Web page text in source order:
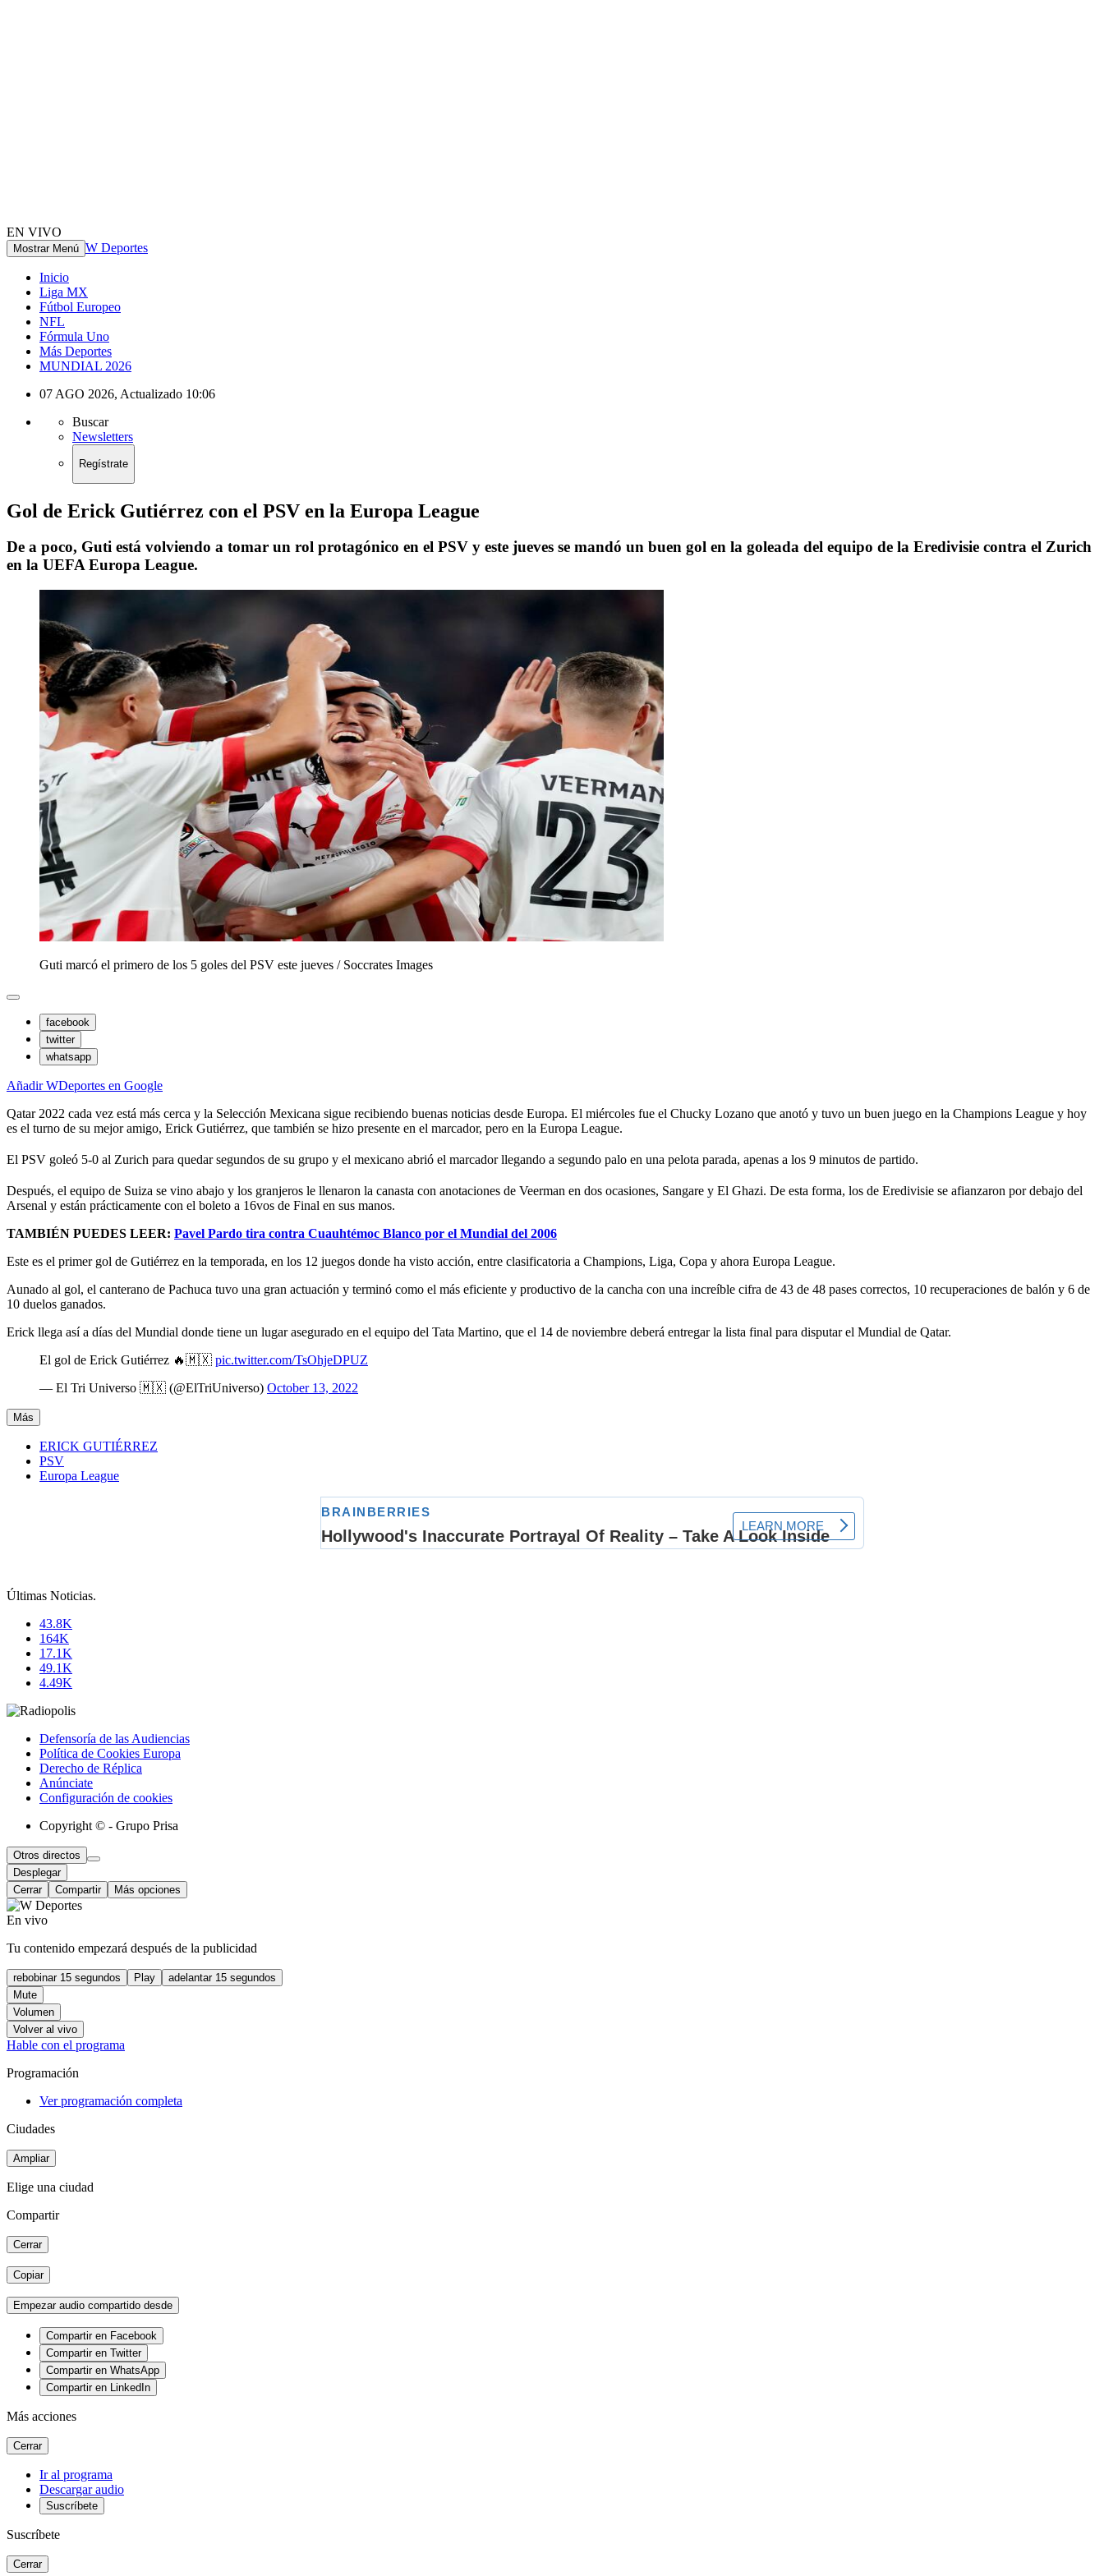
EN VIVO
Mostrar Menú W Deportes
Inicio
Liga MX
Fútbol Europeo
NFL
Fórmula Uno
Más Deportes
MUNDIAL 2026
07 AGO 2026, Actualizado 10:06
Buscar
Newsletters
Regístrate
Gol de Erick Gutiérrez con el PSV en la Europa League
De a poco, Guti está volviendo a tomar un rol protagónico en el PSV y este jueves se mandó un buen gol en la goleada del equipo de la Eredivisie contra el Zurich
en la UEFA Europa League.
Guti marcó el primero de los 5 goles del PSV este jueves / Soccrates Images
facebook
twitter
whatsapp
Añadir WDeportes en Google
Qatar 2022 cada vez está más cerca y la Selección Mexicana sigue recibiendo buenas noticias desde Europa. El miércoles fue el Chucky Lozano que anotó y tuvo un buen juego en la Champions League y hoy
es el turno de su mejor amigo, Erick Gutiérrez, que también se hizo presente en el marcador, pero en la Europa League.
El PSV goleó 5-0 al Zurich para quedar segundos de su grupo y el mexicano abrió el marcador llegando a segundo palo en una pelota parada, apenas a los 9 minutos de partido.
Después, el equipo de Suiza se vino abajo y los granjeros le llenaron la canasta con anotaciones de Veerman en dos ocasiones, Sangare y El Ghazi. De esta forma, los de Eredivisie se afianzaron por debajo del
Arsenal y están prácticamente con el boleto a 16vos de Final en sus manos.
TAMBIÉN PUEDES LEER: Pavel Pardo tira contra Cuauhtémoc Blanco por el Mundial del 2006
Este es el primer gol de Gutiérrez en la temporada, en los 12 juegos donde ha visto acción, entre clasificatoria a Champions, Liga, Copa y ahora Europa League.
Aunado al gol, el canterano de Pachuca tuvo una gran actuación y terminó como el más eficiente y productivo de la cancha con una increíble cifra de 43 de 48 pases correctos, 10 recuperaciones de balón y 6 de
10 duelos ganados.
Erick llega así a días del Mundial donde tiene un lugar asegurado en el equipo del Tata Martino, que el 14 de noviembre deberá entregar la lista final para disputar el Mundial de Qatar.
El gol de Erick Gutiérrez 🔥🇲🇽 pic.twitter.com/TsOhjeDPUZ
— El Tri Universo 🇲🇽 (@ElTriUniverso) October 13, 2022
Más
ERICK GUTIÉRREZ
PSV
Europa League
Últimas Noticias.
43.8K
164K
17.1K
49.1K
4.49K
Defensoría de las Audiencias
Política de Cookies Europa
Derecho de Réplica
Anúnciate
Configuración de cookies
Copyright © - Grupo Prisa
Otros directos
Desplegar
Cerrar
Compartir Más opciones
En vivo
Tu contenido empezará después de la publicidad
rebobinar 15 segundos Play
adelantar 15 segundos
Mute
Volumen
Volver al vivo
Hable con el programa
Programación
Ver programación completa
Ciudades
Ampliar
Elige una ciudad
Compartir
Cerrar
Copiar
Empezar audio compartido desde
Compartir en Facebook
Compartir en Twitter
Compartir en WhatsApp
Compartir en LinkedIn
Más acciones
Cerrar
Ir al programa
Descargar audio
Suscríbete
Suscríbete
Cerrar